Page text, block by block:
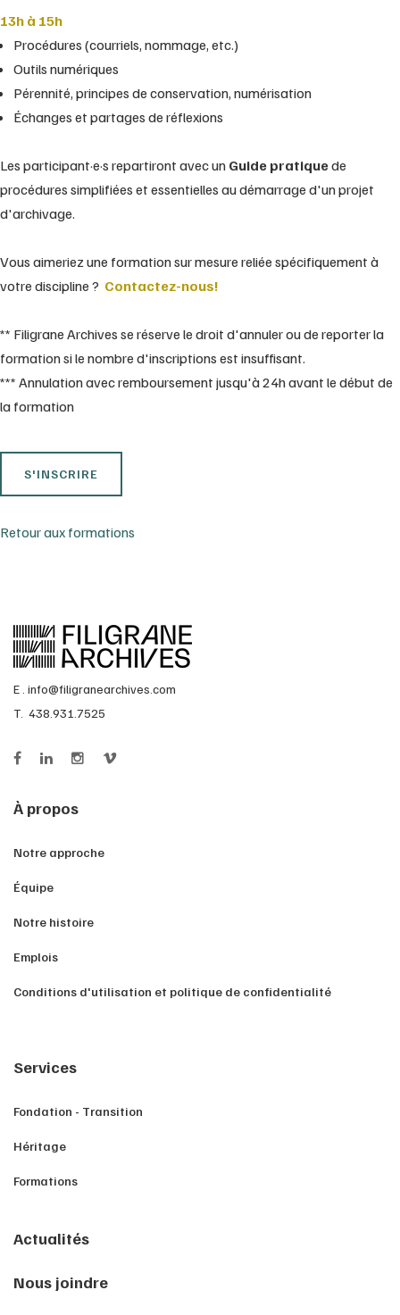
13h à 15h
Procédures (courriels, nommage, etc.)
Outils numériques
Pérennité, principes de conservation, numérisation
Échanges et partages de réflexions
Les participant·e·s repartiront avec un Guide pratiquede
procédures simplifiées et essentielles au démarrage d'un projet
d'archivage.
Vous aimeriez une formation sur mesure reliée spécifiquement à
votre discipline ? Contactez-nous!
** Filigrane Archives se réserve le droit d'annuler ou de reporter la
formation si le nombre d'inscriptions est insuffisant.
*** Annulation avec remboursement jusqu'à 24h avant le début de
la formation
S'INSCRIRE
Retour aux formations
E . info@filigranearchives.com
T. 438.931.7525
À propos
Notre approche
Équipe
Notre histoire
Emplois
Conditions d'utilisation et politique de confidentialité
Services
Fondation - Transition
Héritage
Formations
Actualités
Nous joindre